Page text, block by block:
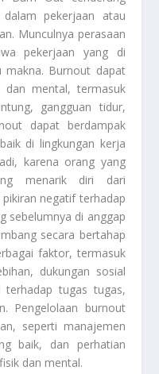
pekerjaan atau
Munculnya perasaan
pekerjaan yang di
makna. Burnout dapat
dan mental, termasuk
gangguan tidur,
dapat berdampak
di lingkungan kerja
karena orang yang
menarik diri dari
negatif terhadap
sebelumnya di anggap
secara bertahap
faktor, termasuk
dukungan sosial
tugas tugas,
Pengelolaan burnout
seperti manajemen
baik, dan perhatian
dan mental.